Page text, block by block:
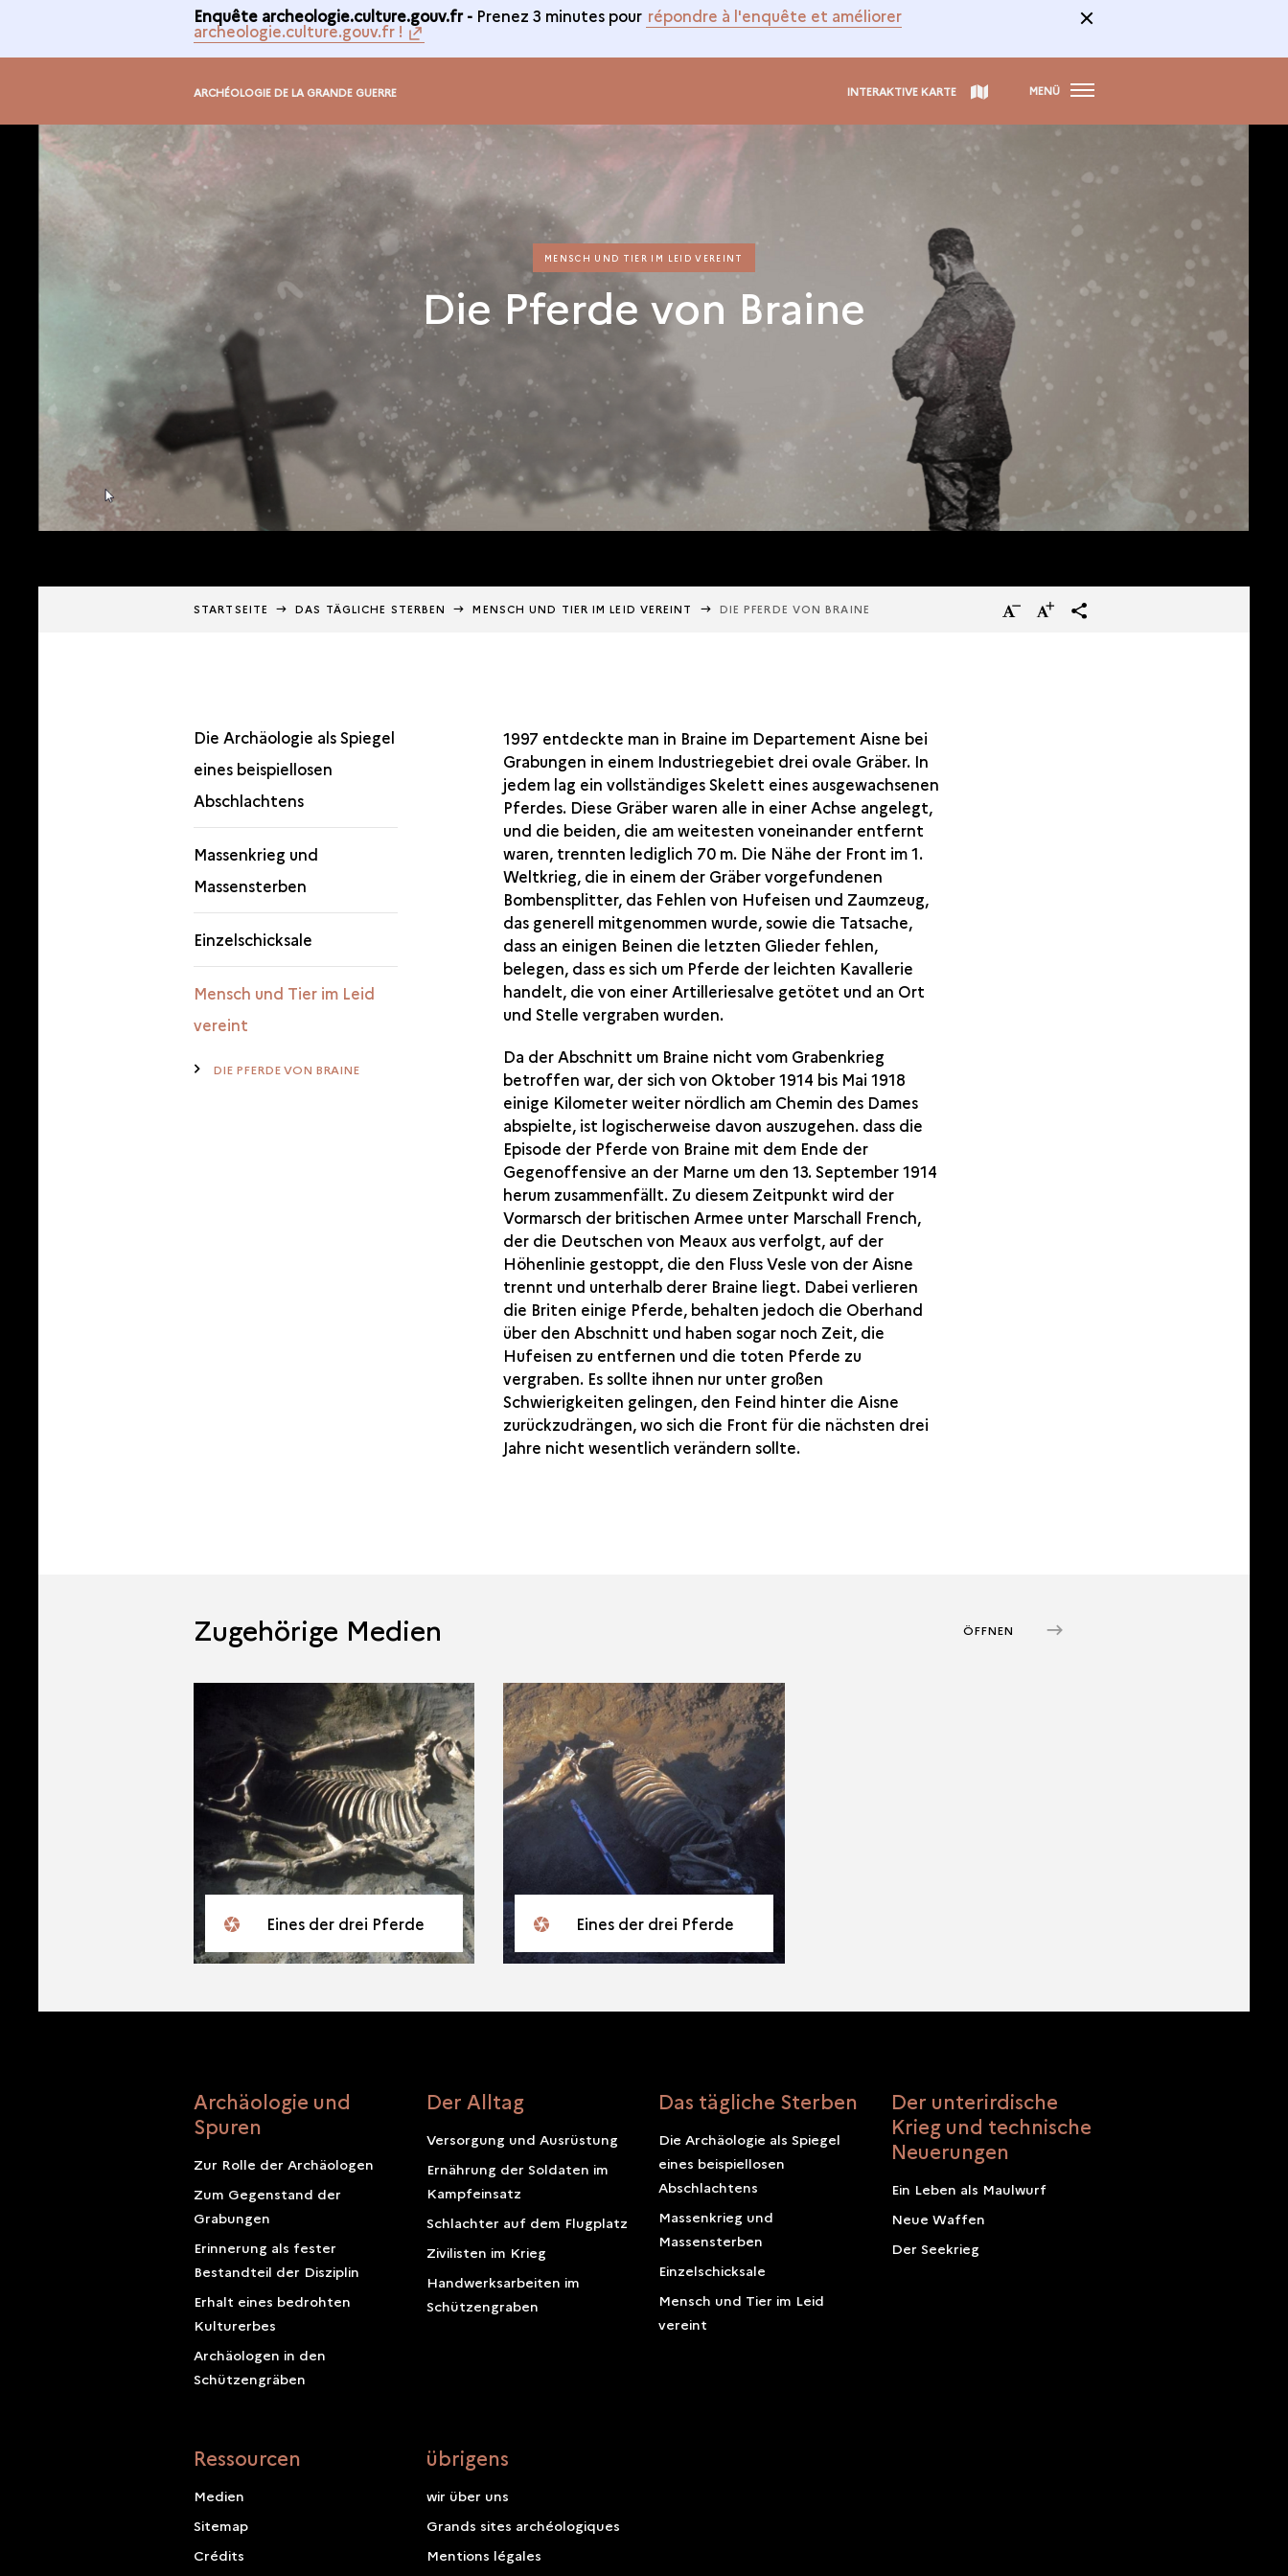
Enquête archeologie.culture.gouv.fr - Prenez 3 minutes pour répondre à l'enquête et améliorer
archeologie.culture.gouv.fr !
ARCHÉOLOGIE DE LA GRANDE GUERRE INTERAKTIVE KARTE MENÜ
MENSCH UND TIER IM LEID VEREINT
Die Pferde von Braine
STARTSEITE DAS TÄGLICHE STERBEN MENSCH UND TIER IM LEID VEREINT DIE PFERDE VON BRAINE
Verkleinern
Vergrößernterms_trans.social.share
Die Archäologie als Spiegel
eines beispiellosen
Abschlachtens
Massenkrieg und
Massensterben
Einzelschicksale
Mensch und Tier im Leid
vereint
DIE PFERDE VON BRAINE
1997 entdeckte man in Braine im Departement Aisne bei
Grabungen in einem Industriegebiet drei ovale Gräber. In
jedem lag ein vollständiges Skelett eines ausgewachsenen
Pferdes. Diese Gräber waren alle in einer Achse angelegt,
und die beiden, die am weitesten voneinander entfernt
waren, trennten lediglich 70 m. Die Nähe der Front im 1.
Weltkrieg, die in einem der Gräber vorgefundenen
Bombensplitter, das Fehlen von Hufeisen und Zaumzeug,
das generell mitgenommen wurde, sowie die Tatsache,
dass an einigen Beinen die letzten Glieder fehlen,
belegen, dass es sich um Pferde der leichten Kavallerie
handelt, die von einer Artilleriesalve getötet und an Ort
und Stelle vergraben wurden.
Da der Abschnitt um Braine nicht vom Grabenkrieg
betroffen war, der sich von Oktober 1914 bis Mai 1918
einige Kilometer weiter nördlich am Chemin des Dames
abspielte, ist logischerweise davon auszugehen. dass die
Episode der Pferde von Braine mit dem Ende der
Gegenoffensive an der Marne um den 13. September 1914
herum zusammenfällt. Zu diesem Zeitpunkt wird der
Vormarsch der britischen Armee unter Marschall French,
der die Deutschen von Meaux aus verfolgt, auf der
Höhenlinie gestoppt, die den Fluss Vesle von der Aisne
trennt und unterhalb derer Braine liegt. Dabei verlieren
die Briten einige Pferde, behalten jedoch die Oberhand
über den Abschnitt und haben sogar noch Zeit, die
Hufeisen zu entfernen und die toten Pferde zu
vergraben. Es sollte ihnen nur unter großen
Schwierigkeiten gelingen, den Feind hinter die Aisne
zurückzudrängen, wo sich die Front für die nächsten drei
Jahre nicht wesentlich verändern sollte.
Zugehörige Medien ÖFFNEN
Eines der drei Pferde Eines der drei Pferde
Archäologie und
Spuren
Zur Rolle der Archäologen
Zum Gegenstand der
Grabungen
Erinnerung als fester
Bestandteil der Disziplin
Erhalt eines bedrohten
Kulturerbes
Archäologen in den
Schützengräben
Der Alltag
Versorgung und Ausrüstung
Ernährung der Soldaten im
Kampfeinsatz
Schlachter auf dem Flugplatz
Zivilisten im Krieg
Handwerksarbeiten im
Schützengraben
Das tägliche Sterben
Die Archäologie als Spiegel
eines beispiellosen
Abschlachtens
Massenkrieg und
Massensterben
Einzelschicksale
Mensch und Tier im Leid
vereint
Der unterirdische
Krieg und technische
Neuerungen
Ein Leben als Maulwurf
Neue Waffen
Der Seekrieg
Ressourcen
Medien
Sitemap
Crédits
übrigens
wir über uns
Grands sites archéologiques
Mentions légales